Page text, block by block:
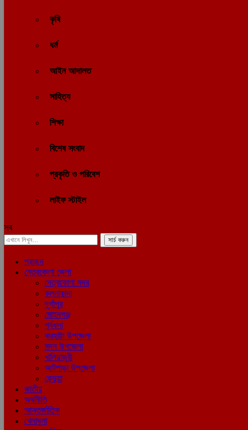
কৃষি
ধর্ম
আইন আদালত
সাহিত্য
শিক্ষা
বিশেষ সংবাদ
প্রকৃতি ও পরিবেশ
লাইফ স্টাইল
সব
প্রচ্ছদ
নেত্রকোণা জেলা
নেত্রকোণা সদর
কলমাকান্দা
দূর্গাপুর
মোহনগঞ্জ
পূর্বধলা
বারহাট্টা উপজেলা
মদন উপজেলা
খালিয়াজুরী
আটপাড়া উপজেলা
কেন্দুয়া
জাতীয়
অর্থনীতি
আন্তর্জাতিক
খেলাধুলা